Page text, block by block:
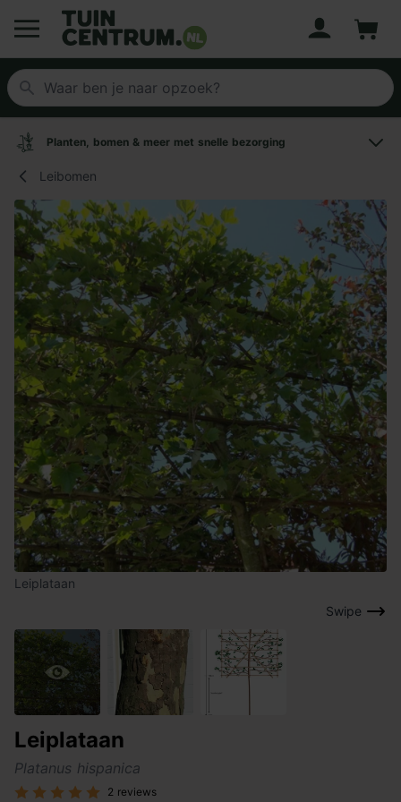
Logo Tuincentrum.nl
Planten, bomen & meer met snelle bezorging
Leibomen
Swipe
Leiplataan
Leiplataan
Platanus hispanica
2 reviews